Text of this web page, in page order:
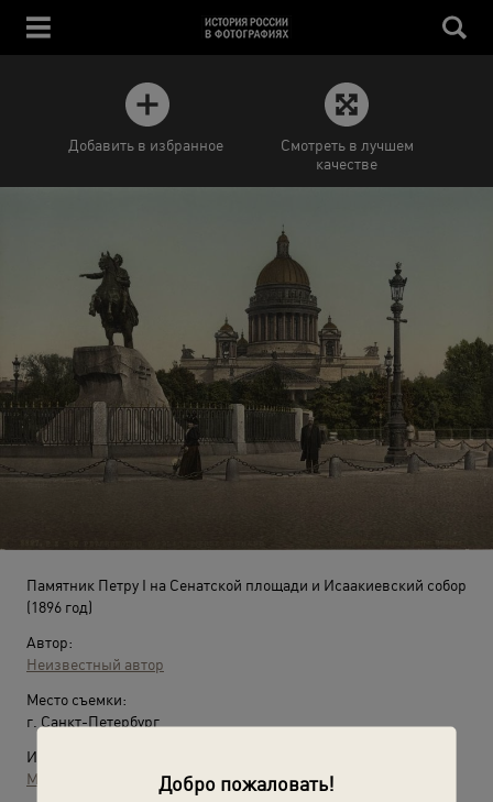
Добро пожаловать!
Добавить в избранное
Смотреть в лучшем
качестве
Памятник Петру I на Сенатской площади и Исаакиевский собор
(1896 год)
Автор:
Неизвестный автор
Место съемки:
г. Санкт-Петербург
Источники:
МАММ / МДФ